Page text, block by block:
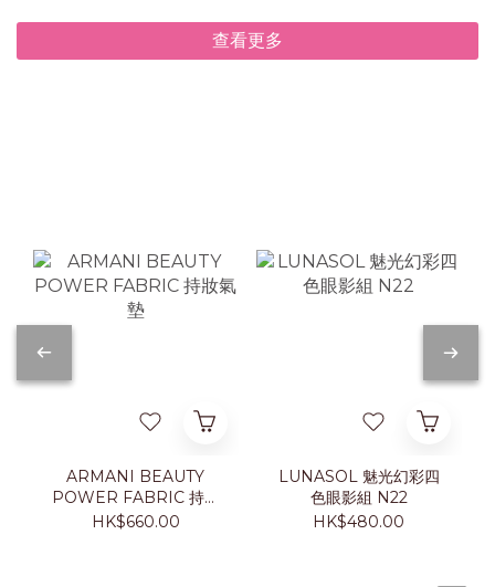
查看更多
ARMANI BEAUTY
POWER FABRIC 持妝
氣墊
HK$660.00
LUNASOL 魅光幻彩四
色眼影組 N22
HK$480.00